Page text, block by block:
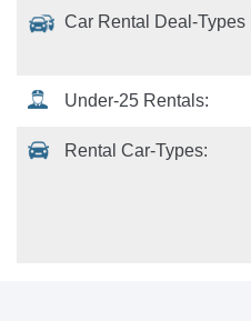
Car Rental Deal-Types
Under-25 Rentals:
Rental Car-Types: